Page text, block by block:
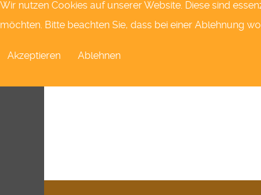
Wir nutzen Cookies auf unserer Website. Diese sind
möchten. Bitte beachten Sie, dass bei einer Ablehnung
Akzeptieren
Ablehnen